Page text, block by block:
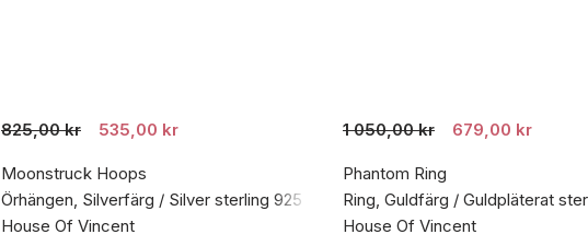
825,00 kr 535,00 kr
Moonstruck Hoops
Örhängen, Silverfärg / Silver sterling 925
House Of Vincent
1 050,00 kr 679,00 kr
Phantom Ring
Ring, Guldfärg / Guldpläterat
House Of Vincent